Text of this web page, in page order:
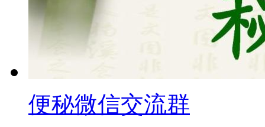
便秘微信交流群